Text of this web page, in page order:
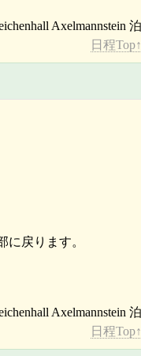
日程Top↑
に戻ります。
日程Top↑